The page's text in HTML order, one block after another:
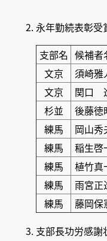
永年勤続表彰受
支部名 候補者
文京
須崎雅
文京
関口
杉並
後藤徳
練馬
岡山秀
練馬
稲生啓
練馬
植竹真
練馬
雨宮正
練馬
藤岡保
支部長功労感謝